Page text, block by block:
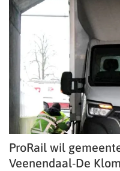
ProRail wil
Veenendaal-De